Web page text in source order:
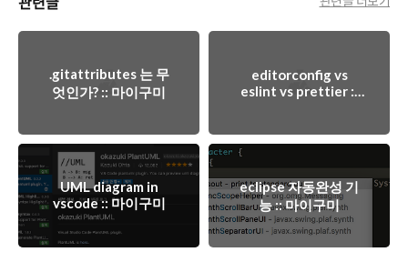
.gitattributes 는 무
엇인가? :: 마이구미
editorconfig vs
eslint vs prettier ::
UML diagram in
vscode :: 마이구미
eclipse 자동완성 기
능 :: 마이구미